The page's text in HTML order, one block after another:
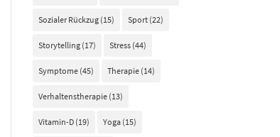
Sozialer Rückzug(15) Sport(22)
Storytelling(17) Stress(44)
Symptome(45) Therapie(14)
Verhaltenstherapie(13)
Vitamin-D(19) Yoga(15)